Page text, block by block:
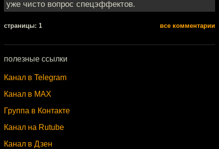
уже чисто вопрос спецэффектов.
cтраницы: 1 все комментарии
полезные ссылки
Канал в Telegram
Канал в MAX
Группа в Контакте
Канал на Rutube
Канал в Дзен